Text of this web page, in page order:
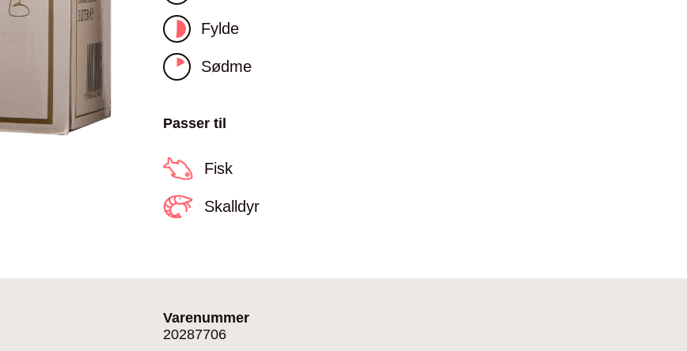
Fylde
Sødme
Passer til
Fisk
Skalldyr
Varenummer
20287706